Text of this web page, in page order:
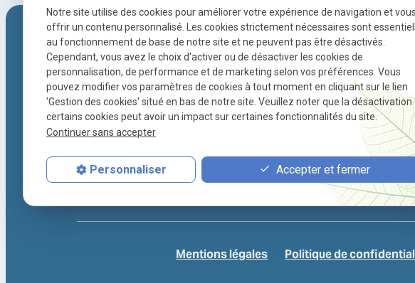
Suivez nous sur :
04 13 68
9 Voie
83700
Lundi -
Mentions légales Politique de
Notre site utilise des cookies pour améliorer votre expérience de navigation et vous
offrir un contenu personnalisé. Les cookies strictement nécessaires sont
au fonctionnement de base de notre site et ne peuvent pas être désactivés.
Cependant, vous avez le choix d'activer ou de désactiver les cookies de
personnalisation, de performance et de marketing selon vos préférences. Vous
pouvez modifier vos paramètres de cookies à tout moment en cliquant sur le lien
'Gestion des cookies' situé en bas de notre site. Veuillez noter que la désactivation
certains cookies peut avoir un impact sur certaines fonctionnalités du site.
Continuer sans accepter
Personnaliser Accepter et fermer